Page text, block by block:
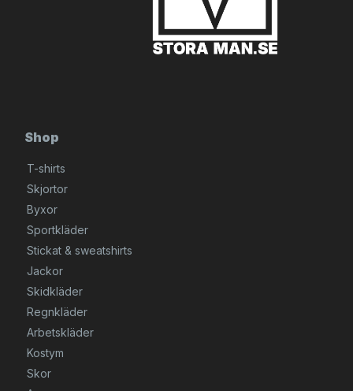
Shop
T-shirts
Skjortor
Byxor
Sportkläder
Stickat & sweatshirts
Jackor
Skidkläder
Regnkläder
Arbetskläder
Kostym
Skor